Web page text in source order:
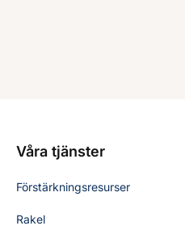
Våra tjänster
Förstärkningsresurser
Rakel